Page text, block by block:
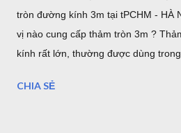
tròn đường kính 3m tại tPCHM - HÀ
vị nào cung cấp thảm tròn 3m ?
kính rất lớn, thường được dùng
lưu ý rằng đây là đường kính lớn
CHIA SẺ